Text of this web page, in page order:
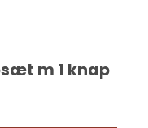
m 1 knap